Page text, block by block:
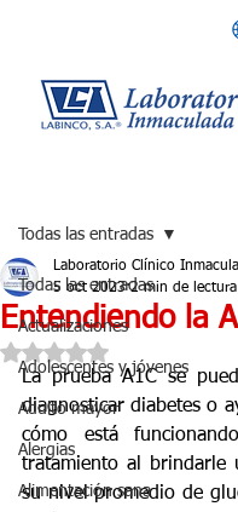
Todas las entradas
Actualizaciones
Adolescentes y jóvenes
Adulto mayor
Alergias
Alimentación sana
Todas las entradas
Entendiendo la
Laboratorio Clínico
5 oct 2023 2 min de lectura
Obtuvo NaN de 5 estrellas.
La prueba A1C se
diagnosticar diabetes o
cómo está
tratamiento al brindarle
su nivel promedio de